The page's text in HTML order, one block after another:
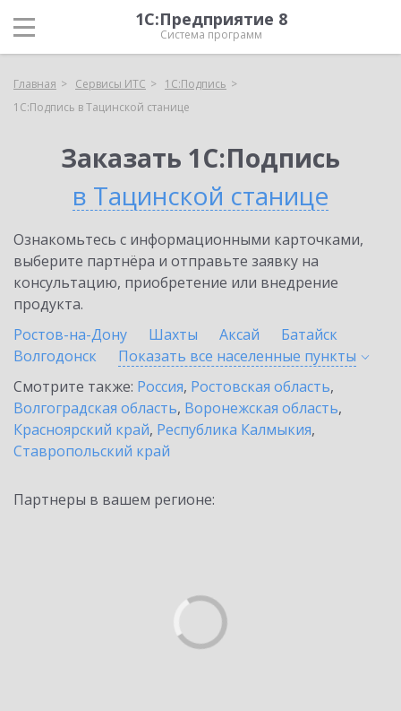
1С:Предприятие 8
Система программ
Главная Сервисы ИТС
1С:Подпись
1С:Подпись в Тацинской станице
Заказать 1С:Подпись
в Тацинской станице
Ознакомьтесь с информационными карточками,
выберите партнёра и отправьте заявку на
консультацию, приобретение или внедрение
продукта.
Ростов-на-Дону
Шахты Аксай
Батайск
Волгодонск
Показать все населенные пункты
Смотрите также: Россия, Ростовская область,
Волгоградская область, Воронежская область,
Красноярский край, Республика Калмыкия,
Ставропольский край
Партнеры в вашем регионе: